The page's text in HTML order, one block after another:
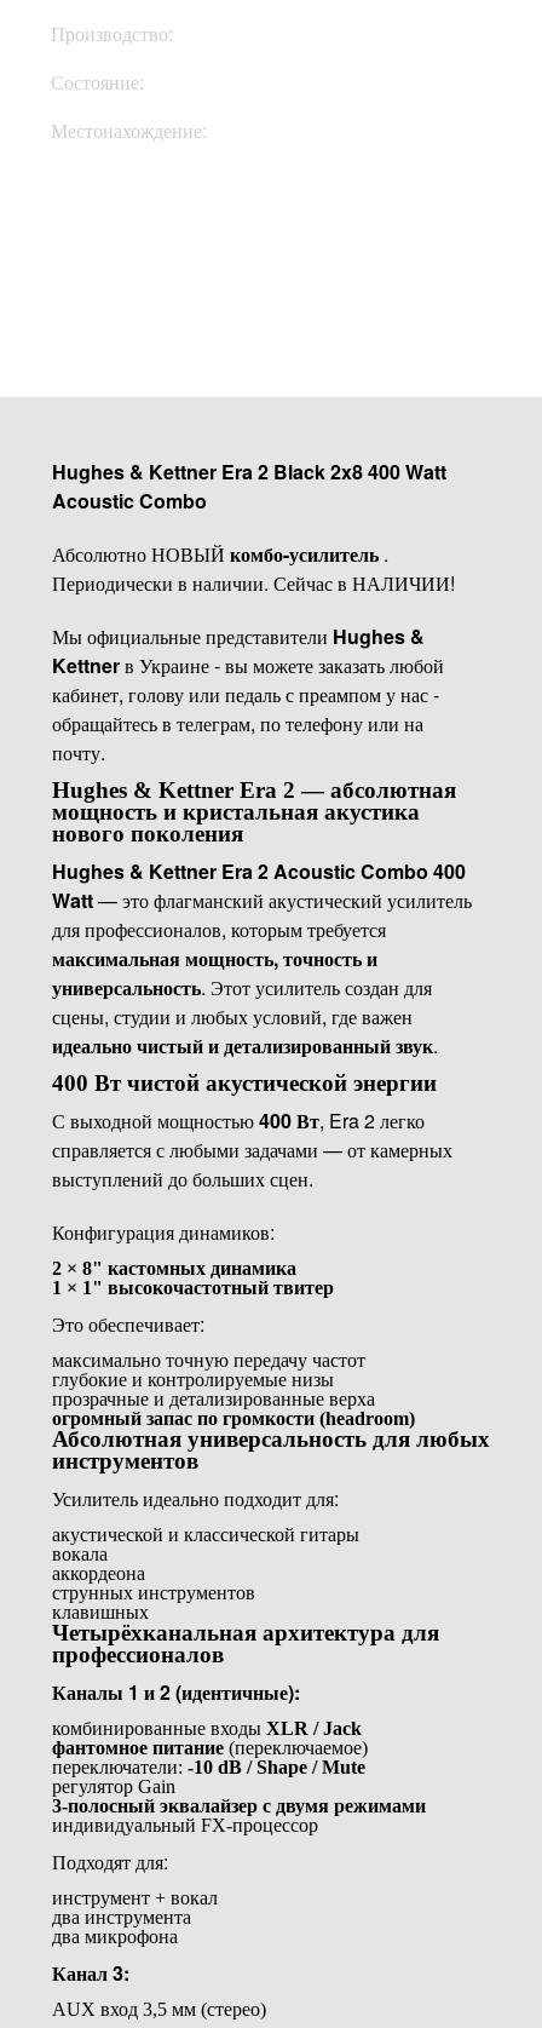
Производство:
Состояние:
Местонахождение:
Hughes & Kettner Era 2 Black 2x8 400 Watt
Acoustic Combo
Абсолютно НОВЫЙ комбо-усилитель .
Периодически в наличии. Сейчас в НАЛИЧИИ!
Мы официальные представители Hughes &
Kettnerв Украине - вы можете заказать любой
кабинет, голову или педаль с преампом у нас -
обращайтесь в телеграм, по телефону или на
почту.
Hughes & Kettner Era 2 — абсолютная
мощность и кристальная акустика
нового поколения
Hughes & Kettner Era 2 Acoustic Combo 400
Watt— это флагманский акустический усилитель
для профессионалов, которым требуется
максимальная мощность, точность и
универсальность. Этот усилитель создан для
сцены, студии и любых условий, где важен
идеально чистый и детализированный звук.
400 Вт чистой акустической энергии
С выходной мощностью400 Вт, Era 2 легко
справляется с любыми задачами — от камерных
выступлений до больших сцен.
Конфигурация динамиков:
2 × 8" кастомных динамика
1 × 1" высокочастотный твитер
Это обеспечивает:
максимально точную передачу частот
глубокие и контролируемые низы
прозрачные и детализированные верха
огромный запас по громкости (headroom)
Абсолютная универсальность для любых
инструментов
Усилитель идеально подходит для:
акустической и классической гитары
вокала
аккордеона
струнных инструментов
клавишных
Четырёхканальная архитектура для
профессионалов
Каналы 1 и 2 (идентичные):
комбинированные входы XLR / Jack
фантомное питание(переключаемое)
переключатели: -10 dB / Shape / Mute
регулятор Gain
3-полосный эквалайзер с двумя режимами
индивидуальный FX-процессор
Подходят для:
инструмент + вокал
два инструмента
два микрофона
Канал 3:
AUX вход 3,5 мм (стерео)